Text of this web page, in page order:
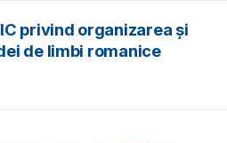
privind organizarea și
de limbi romanice